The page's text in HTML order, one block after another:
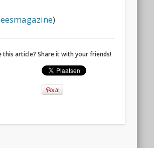
)
this article? Share it with your friends!